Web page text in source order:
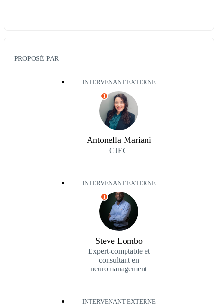
PROPOSÉ PAR
INTERVENANT EXTERNE
I
Antonella Mariani
CJEC
INTERVENANT EXTERNE
I
Steve Lombo
Expert-comptable et
consultant en
neuromanagement
INTERVENANT EXTERNE